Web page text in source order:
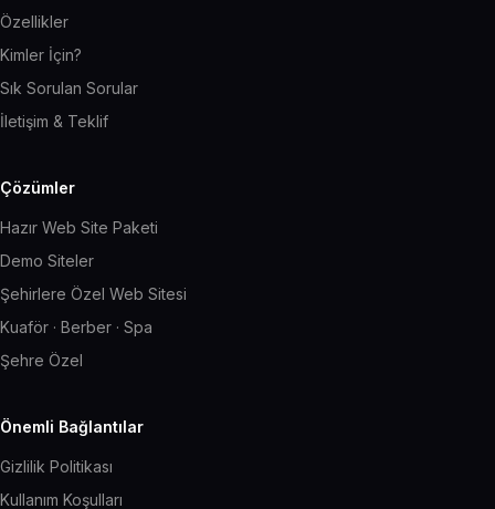
Özellikler
Kimler İçin?
Sık Sorulan Sorular
İletişim & Teklif
Çözümler
Hazır Web Site Paketi
Demo Siteler
Şehirlere Özel Web Sitesi
Kuaför · Berber · Spa
Şehre Özel
Önemli Bağlantılar
Gizlilik Politikası
Kullanım Koşulları